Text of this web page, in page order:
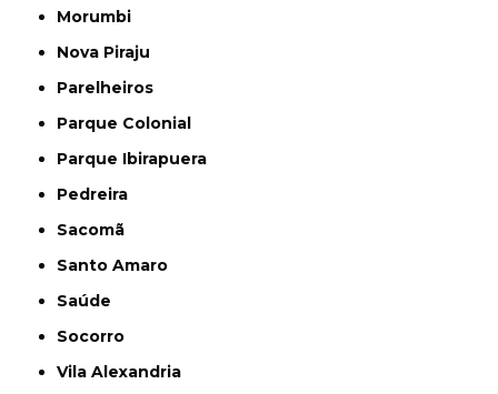
Morumbi
Nova Piraju
Parelheiros
Parque Colonial
Parque Ibirapuera
Pedreira
Sacomã
Santo Amaro
Saúde
Socorro
Vila Alexandria